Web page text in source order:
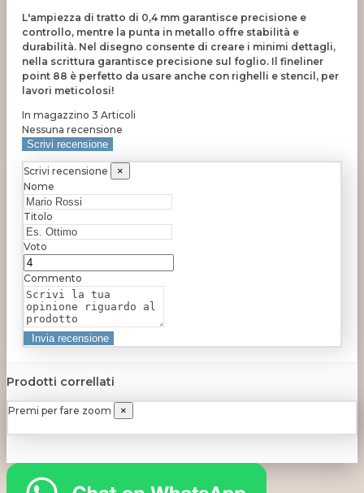
L'ampiezza di tratto di 0,4 mm garantisce precisione e
controllo, mentre la punta in metallo offre stabilità e
durabilità. Nel disegno consente di creare i minimi dettagli,
nella scrittura garantisce precisione sul foglio. Il fineliner
point 88 è perfetto da usare anche con righelli e stencil, per
lavori meticolosi!
In magazzino 3 Articoli
Nessuna recensione
Scrivi recensione
Scrivi recensione
×
Nome
Titolo
Voto
Commento
Prodotti correllati
Premi per fare zoom ×